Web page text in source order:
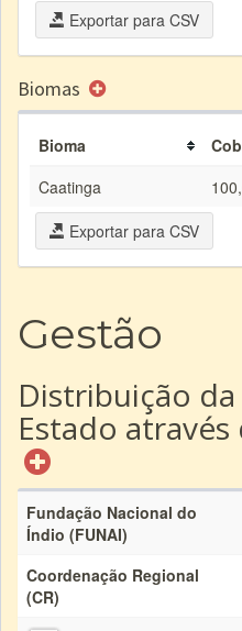
Exportar para CSV
Biomas
Bioma
Caatinga
Exportar para CSV
Gestão
Distribuição
Estado através
Fundação Nacional do
Índio (FUNAI)
Coordenação Regional
(CR)